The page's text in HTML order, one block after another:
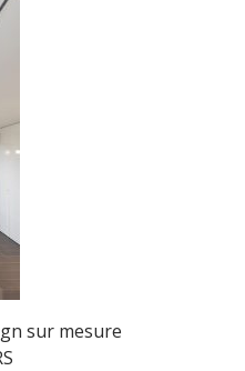
sur mesure